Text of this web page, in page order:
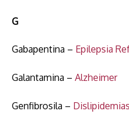
G
Gabapentina – Epilepsia
Galantamina – Alzheimer
Genfibrosila – Dislipidemias